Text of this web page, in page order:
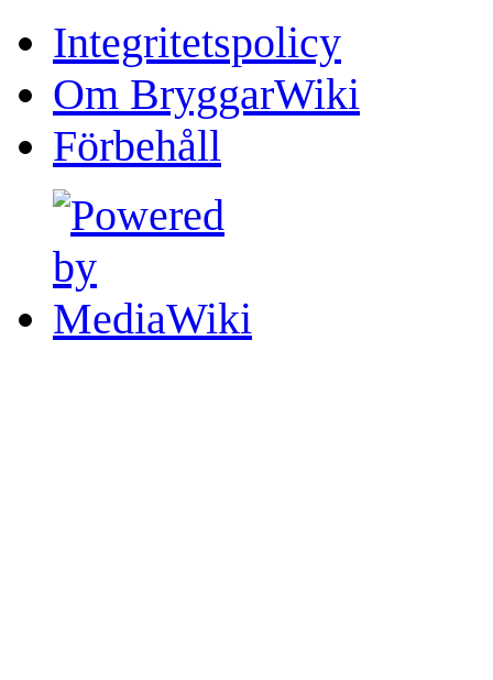
Integritetspolicy
Om BryggarWiki
Förbehåll